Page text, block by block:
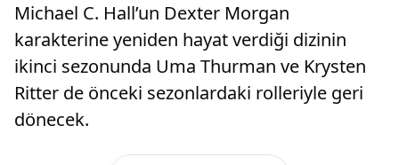
Michael C. Hall’un Dexter Morgan
karakterine yeniden hayat verdiği dizinin
ikinci sezonunda Uma Thurman ve Krysten
Ritter de önceki sezonlardaki rolleriyle geri
dönecek.